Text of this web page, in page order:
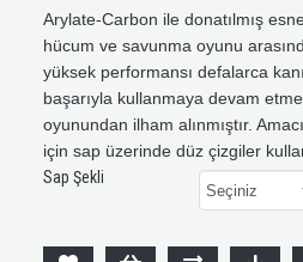
Arylate-Carbon ile donatılmış
hücum ve savunma oyunu
yüksek performansı defalarca
başarıyla kullanmaya devam
oyunundan ilham alınmıştır.
için sap üzerinde düz çizgiler
Sap Şekli